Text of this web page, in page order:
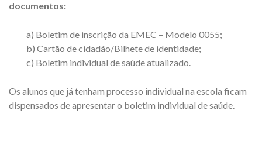
documentos:
a) Boletim de inscrição da EMEC – Modelo 0055;
b) Cartão de cidadão/Bilhete de identidade;
c) Boletim individual de saúde atualizado.
Os alunos que já tenham processo individual na escola ficam
dispensados de apresentar o boletim individual de saúde.